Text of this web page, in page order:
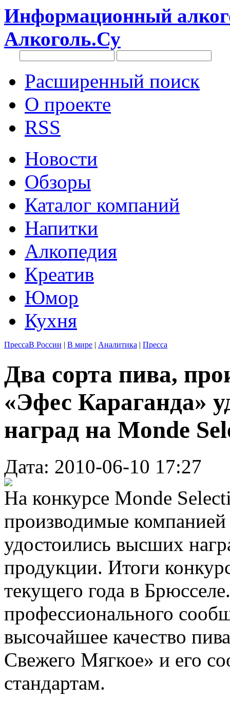
Информационный
Алкоголь.Су
Расширенный поиск
О проекте
RSS
Новости
Обзоры
Каталог компаний
Напитки
Алкопедия
Креатив
Юмор
Кухня
ПрессаВ России | В мире | Аналитика | Пресса
Два сорта пива,
«Эфес Караганда»
наград на Monde
Дата: 2010-06-10 17:27
На конкурсе Monde
производимые
удостоились высших
продукции. Итоги
текущего года в
профессионального
высочайшее качество
Свежего Мягкое» и его
стандартам.